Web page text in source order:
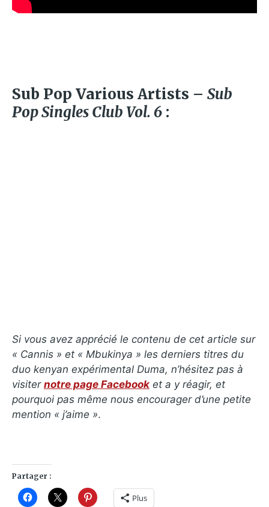
Sub Pop Various Artists – Sub
Pop Singles Club Vol. 6 :
Si vous avez apprécié le contenu de cet article sur
« Cannis » et « Mbukinya » les derniers titres du
duo kenyan expérimental Duma, n’hésitez pas à
visiter notre page Facebook et a y réagir, et
pourquoi pas même nous encourager d’une petite
mention « j’aime ».
Partager :
Plus